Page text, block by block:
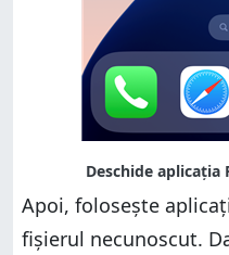
Apoi, folosește
fișierul necunoscut.